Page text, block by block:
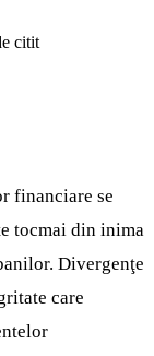
citit
financiare se
tocmai din inima
Divergenţe
care